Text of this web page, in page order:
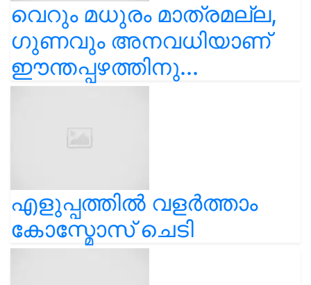
വെറും മധുരം മാത്രമല്ല,
ഗുണവും അനവധിയാണ്
ഈന്തപ്പഴത്തിനു...
എളുപ്പത്തിൽ വളർത്താം
കോസ്മോസ് ചെടി